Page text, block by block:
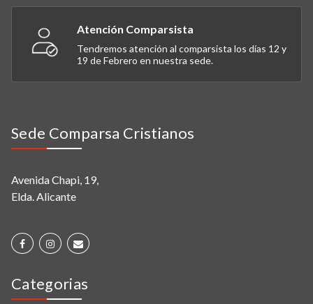
Atención Comparsista
Tendremos atención al comparsista los días 12 y
19 de Febrero en nuestra sede.
Sede Comparsa Cristianos
Avenida Chapi, 19,
Elda. Alicante
Categorias